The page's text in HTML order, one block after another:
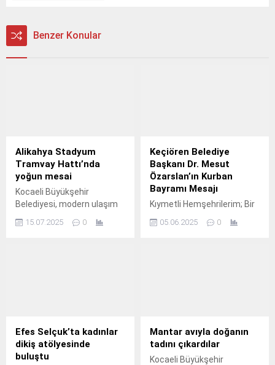
Benzer Konular
Alikahya Stadyum
Tramvay Hattı’nda
yoğun mesai
Kocaeli Büyükşehir
Belediyesi, modern ulaşım
hayata geçirdiği Alikahya
15.07.2025 0
Keçiören Belediye
Başkanı Dr. Mesut
Özarslan’ın Kurban
Bayramı Mesajı
Kıymetli Hemşehrilerim; Bir
hep birlikte, kardeşlik ve
05.06.2025 0
Efes Selçuk’ta kadınlar
dikiş atölyesinde
buluştu
Mantar avıyla doğanın
tadını çıkardılar
Kocaeli Büyükşehir